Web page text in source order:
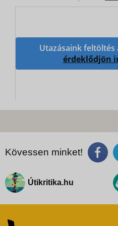
Utazásaink
érdeklődjön
Kövessen minket!
Útikritika.hu